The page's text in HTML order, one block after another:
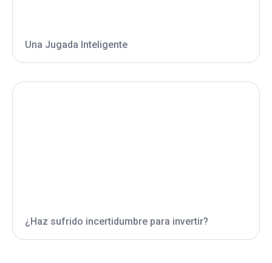
Una Jugada Inteligente
¿Haz sufrido incertidumbre para invertir?